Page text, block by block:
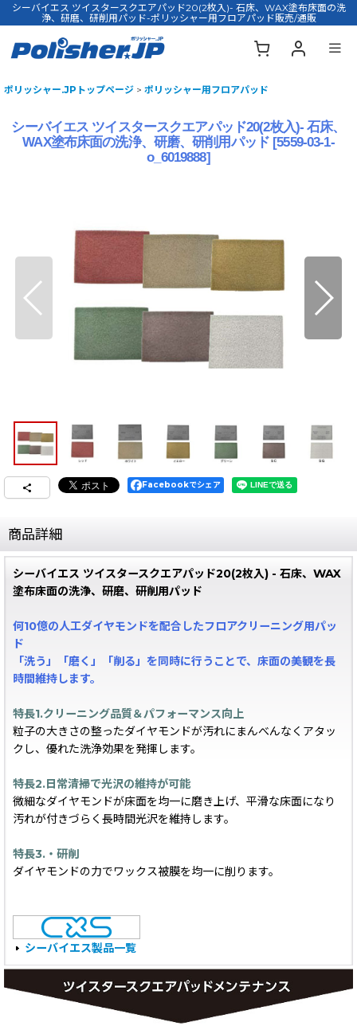
シーバイエス ツイスタースクエアパッド20(2枚入)- 石床、WAX塗布床面の洗
浄、研磨、研削用パッド-ポリッシャー用フロアパッド販売/通販
ポリッシャー.JPトップページ > ポリッシャー用フロアパッド
シーバイエス ツイスタースクエアパッド20(2枚入)- 石床、
WAX塗布床面の洗浄、研磨、研削用パッド [5559-03-1-
o_6019888]
Facebookでシェア
商品詳細
シーバイエス ツイスタースクエアパッド20(2枚入) - 石床、WAX
塗布床面の洗浄、研磨、研削用パッド
何10億の人工ダイヤモンドを配合したフロアクリーニング用パッ
ド
「洗う」「磨く」「削る」を同時に行うことで、床面の美観を長
時間維持します。
特長1.クリーニング品質＆パフォーマンス向上
粒子の大きさの整ったダイヤモンドが汚れにまんべんなくアタッ
クし、優れた洗浄効果を発揮します。
特長2.日常清掃で光沢の維持が可能
微細なダイヤモンドが床面を均一に磨き上げ、平滑な床面になり
汚れが付きづらく長時間光沢を維持します。
特長3.・研削
ダイヤモンドの力でワックス被膜を均一に削ります。
シーバイエス製品一覧